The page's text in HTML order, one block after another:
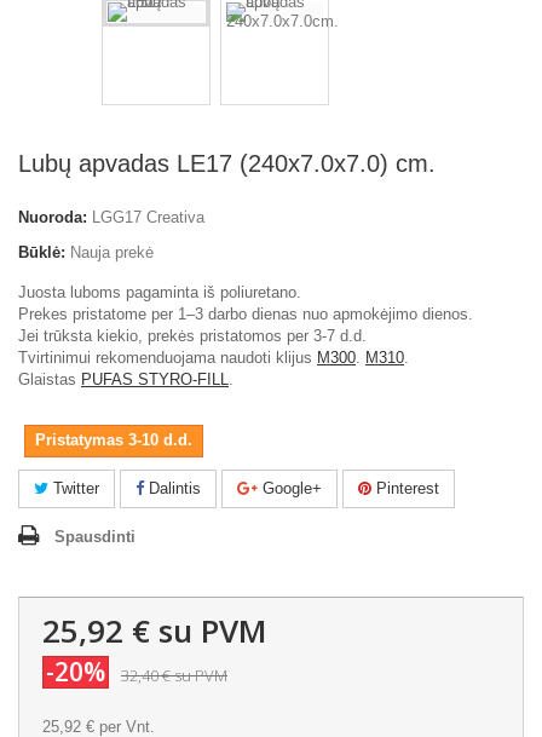
Lubų apvadas LE17 (240x7.0x7.0) cm.
Nuoroda: LGG17 Creativa
Būklė: Nauja prekė
Juosta luboms pagaminta iš poliuretano.
Prekes pristatome per 1–3 darbo dienas nuo apmokėjimo dienos.
Jei trūksta kiekio, prekės pristatomos per 3-7 d.d.
Tvirtinimui rekomenduojama naudoti klijus M300. M310.
Glaistas PUFAS STYRO-FILL.
Pristatymas 3-10 d.d.
Twitter Dalintis Google+ Pinterest
Spausdinti
25,92 € su PVM
-20% 32,40 €su PVM
25,92 € per Vnt.